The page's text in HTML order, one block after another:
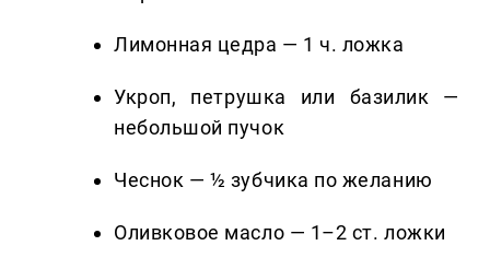
Лимонная цедра — 1 ч. ложка
Укроп, петрушка или базилик —
небольшой пучок
Чеснок — ½ зубчика по желанию
Оливковое масло — 1–2 ст. ложки